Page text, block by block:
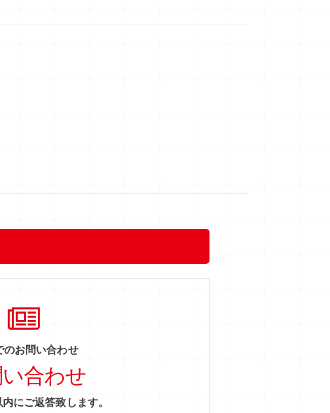
のお問い合わせ
合わせ
にご返答致します。